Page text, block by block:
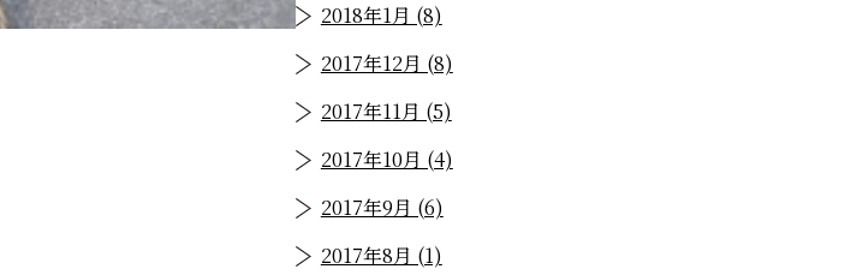
2018年1月 (8)
2017年12月 (8)
2017年11月 (5)
2017年10月 (4)
2017年9月 (6)
2017年8月 (1)